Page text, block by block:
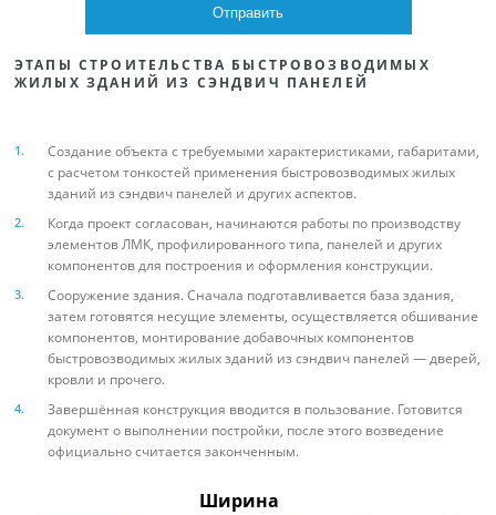
ЭТАПЫ СТРОИТЕЛЬСТВА БЫСТРОВОЗВОДИМЫХ
ЖИЛЫХ ЗДАНИЙ ИЗ СЭНДВИЧ ПАНЕЛЕЙ
Создание объекта с требуемыми характеристиками, габаритами,
с расчетом тонкостей применения быстровозводимых жилых
зданий из сэндвич панелей и других аспектов.
Когда проект согласован, начинаются работы по производству
элементов ЛМК, профилированного типа, панелей и других
компонентов для построения и оформления конструкции.
Сооружение здания. Сначала подготавливается база здания,
затем готовятся несущие элементы, осуществляется обшивание
компонентов, монтирование добавочных компонентов
быстровозводимых жилых зданий из сэндвич панелей — дверей,
кровли и прочего.
Завершённая конструкция вводится в пользование. Готовится
документ о выполнении постройки, после этого возведение
официально считается законченным.
Ширина